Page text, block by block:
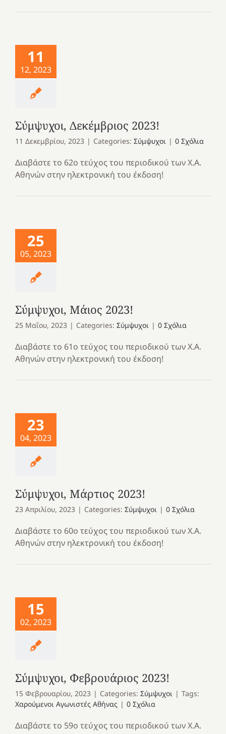
11
12, 2023
Σύμψυχοι, Δεκέμβριος 2023!
11 Δεκεμβρίου, 2023 | Categories: Σύμψυχοι | 0 Σχόλια
Διαβάστε το 62ο τεύχος του περιοδικού των Χ.Α.
Αθηνών στην ηλεκτρονική του έκδοση!
25
05, 2023
Σύμψυχοι, Μάιος 2023!
25 Μαΐου, 2023 | Categories: Σύμψυχοι | 0 Σχόλια
Διαβάστε το 61ο τεύχος του περιοδικού των Χ.Α.
Αθηνών στην ηλεκτρονική του έκδοση!
23
04, 2023
Σύμψυχοι, Μάρτιος 2023!
23 Απριλίου, 2023 | Categories: Σύμψυχοι | 0 Σχόλια
Διαβάστε το 60ο τεύχος του περιοδικού των Χ.Α.
Αθηνών στην ηλεκτρονική του έκδοση!
15
02, 2023
Σύμψυχοι, Φεβρουάριος 2023!
15 Φεβρουαρίου, 2023 | Categories: Σύμψυχοι | Tags:
Χαρούμενοι Αγωνιστές Αθήνας | 0 Σχόλια
Διαβάστε το 59ο τεύχος του περιοδικού των Χ.Α.